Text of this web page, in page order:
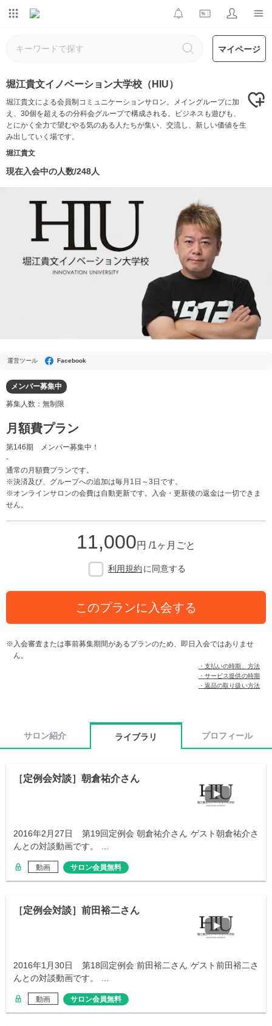
マイページ
堀江貴文イノベーション大学校（HIU）
堀江貴文による会員制コミュニケーションサロン。メイングループに加
え、30個を超えるの分科会グループで構成される。ビジネスも遊びも、
とにかく全力で望むやる気のある人たちが集い、交流し、新しい価値を生
み出していく場です。
堀江貴文
現在入会中の人数/248人
運営ツール Facebook
メンバー募集中
募集人数：無制限
月額費プラン
第146期 メンバー募集中！
-
通常の月額費プランです。
※決済及び、グループへの追加は毎月1日～3日です。
※オンラインサロンの会費は自動更新です。入会・更新後の返金は一切できま
せん。
11,000円 /1ヶ月ごと
利用規約 に同意する
このプランに入会する
入会審査または事前募集期間があるプランのため、即日入会ではありませ
ん。
・支払いの時期、方法
・サービス提供の時期
・返品の取り扱い方法
サロン紹介 ライブラリ プロフィール
［定例会対談］朝倉祐介さん
2016年2月27日 第19回定例会 朝倉祐介さん ゲスト朝倉祐介さ
んとの対談動画です。 …
動画 サロン会員無料
［定例会対談］前田裕二さん
2016年1月30日 第18回定例会 前田裕二さん ゲスト前田裕二さ
んとの対談動画です。 …
動画 サロン会員無料